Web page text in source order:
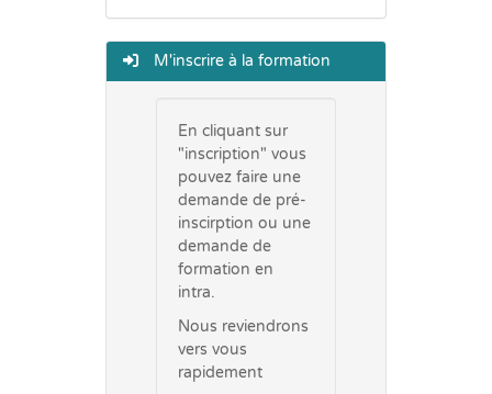
M'inscrire à la formation
En cliquant sur
"inscription" vous
pouvez faire une
demande de pré-
inscirption ou une
demande de
formation en
intra.
Nous reviendrons
vers vous
rapidement